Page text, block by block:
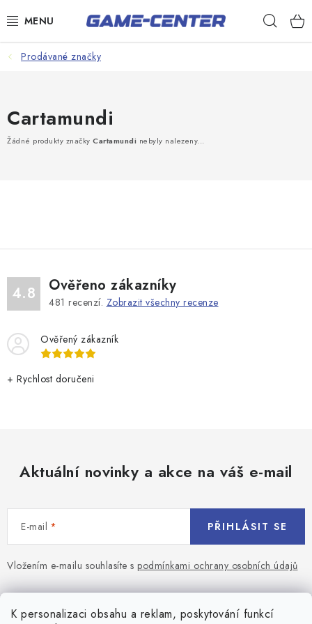
K personalizaci obsahu a reklam, poskytování funkcí
na
Šipky
Poker
Stolní fotbal
Prodávané značky
Cartamundi
Žádné produkty značky Cartamundi nebyly nalezeny...
4.8 Ověřeno zákazníky
481 recenzí. Zobrazit všechny recenze
Ověřený zákazník
+ Rychlost doručeni
Aktuální novinky a akce na váš e-mail
E-mail
Vložením e-mailu souhlasíte s podmínkami ochrany osobních údajů
PŘIHLÁSIT SE
Z
á
Blog